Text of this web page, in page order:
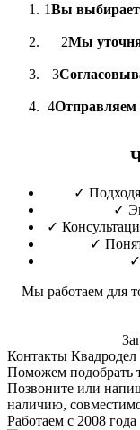
1Вы
2Мы
3
4
✓
✓
✓
✓
✓
Мы работаем для
Контакты Квадродел
Поможем подобрать
Позвоните или
наличию,
Работаем с 2008 года